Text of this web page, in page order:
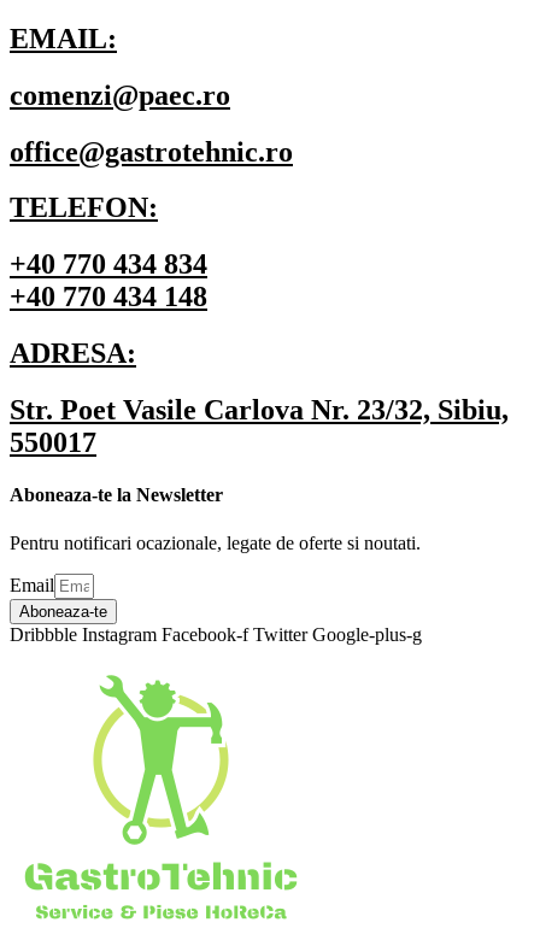
EMAIL:
comenzi@paec.ro
office@gastrotehnic.ro
TELEFON:
+40 770 434 834
+40 770 434 148
ADRESA:
Str. Poet Vasile Carlova Nr. 23/32, Sibiu,
550017
Aboneaza-te la Newsletter
Pentru notificari ocazionale, legate de oferte si noutati.
Email
Aboneaza-te
Dribbble Instagram Facebook-f Twitter Google-plus-g